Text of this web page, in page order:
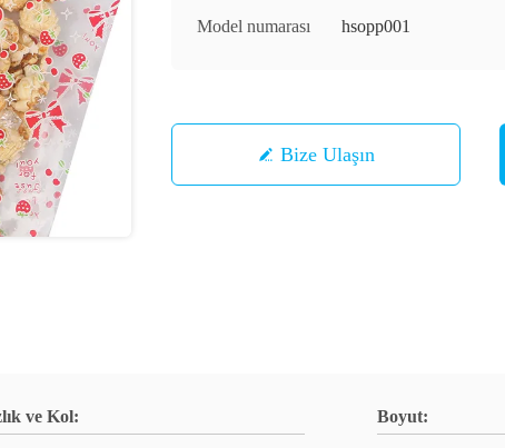
Model numarası hsopp001
Bize Ulaşın
ve Kol: Boyut: